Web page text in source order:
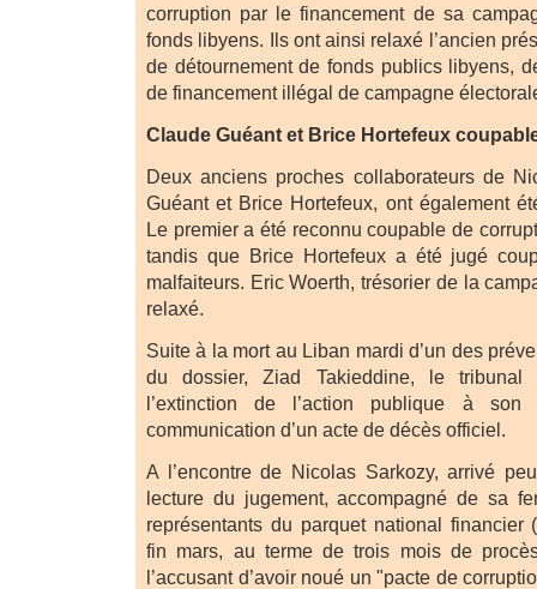
corruption par le financement de sa
fonds libyens. Ils ont ainsi relaxé l’ancien
de détournement de fonds publics libyens,
de financement illégal de campagne
Claude Guéant et Brice Hortefeux
Deux anciens proches collaborateurs de
Guéant et Brice Hortefeux, ont également
Le premier a été reconnu coupable de
tandis que Brice Hortefeux a été jugé
malfaiteurs. Eric Woerth, trésorier de la
relaxé.
Suite à la mort au Liban mardi d’un des
du dossier, Ziad Takieddine, le
l’extinction de l’action publique à
communication d’un acte de décès officiel.
A l’encontre de Nicolas Sarkozy, arrivé
lecture du jugement, accompagné de sa
représentants du parquet national financier
fin mars, au terme de trois mois de
l’accusant d’avoir noué un "pacte de